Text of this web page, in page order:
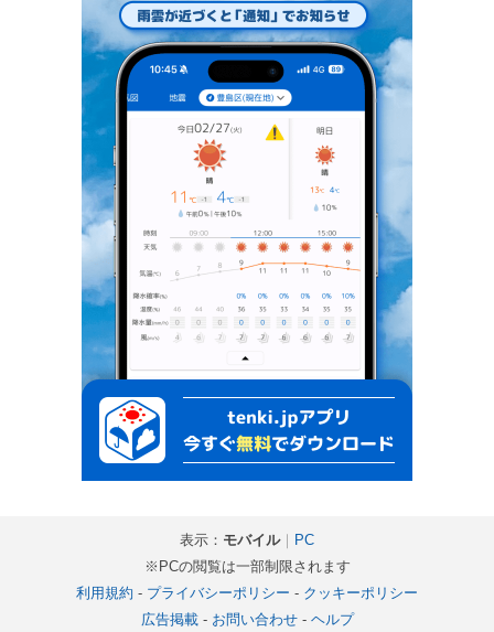
表示： モバイル｜ PC
※PCの閲覧は一部制限されます
利用規約 - プライバシーポリシー - クッキーポリシー
広告掲載- お問い合わせ- ヘルプ